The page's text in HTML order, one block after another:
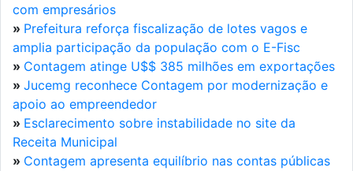
com empresários
» Prefeitura reforça fiscalização de lotes vagos e
amplia participação da população com o E-Fisc
» Contagem atinge U$$ 385 milhões em exportações
» Jucemg reconhece Contagem por modernização e
apoio ao empreendedor
» Esclarecimento sobre instabilidade no site da
Receita Municipal
» Contagem apresenta equilíbrio nas contas públicas